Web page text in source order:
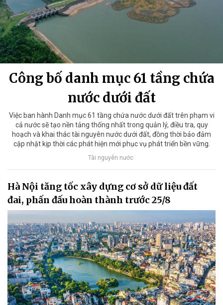
Công bố danh mục 61 tầng chứa
nước dưới đất
Việc ban hành Danh mục 61 tầng chứa nước dưới đất trên phạm vi
cả nước sẽ tạo nền tảng thống nhất trong quản lý, điều tra, quy
hoạch và khai thác tài nguyên nước dưới đất, đồng thời bảo đảm
cập nhật kịp thời các phát hiện mới phục vụ phát triển bền vững.
Tài nguyên nước
Hà Nội tăng tốc xây dựng cơ sở dữ liệu đất
đai, phấn đấu hoàn thành trước 25/8